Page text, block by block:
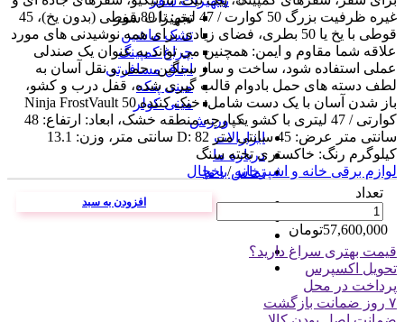
تجهیزات سفر
تشک ماشین
چراغ کمپینگ
اجاق مسافرتی
مینی پنکه
مینی کولر
ورزش
ابزارالات
درباره ما
تماس با ما
غیره ظرفیت بزرگ 50 کوارت / 47 لیتر: تا 80 قوطی (بدون یخ)، 45
قوطی با یخ یا 50 بطری، فضای زیادی برای همه نوشیدنی های مورد
علاقه شما مقاوم و ایمن: همچنین می تواند به عنوان یک صندلی
عملی استفاده شود، ساخت و ساز سنگین، حمل و نقل آسان به
لطف دسته های حمل بادوام قالب گیری شده، قفل درب و کشو،
باز شدن آسان با یک دست شامل: خنک کننده Ninja FrostVault 50
کوارتی / 47 لیتری با کشو یکپارچه منطقه خشک، ابعاد: ارتفاع: 48
سانتی متر عرض: 45 سانتی متر D: 82 سانتی متر، وزن: 13.1
کیلوگرم رنگ: خاکستری تخته سنگ
لوازم برقی خانه و اشپزخانه/یخچال
تعداد
افزودن به سبد
57,600,000تومان
قیمت بهتری سراغ دارید؟
تحویل اکسپرس
پرداخت در محل
۷ روز ضمانت بازگشت